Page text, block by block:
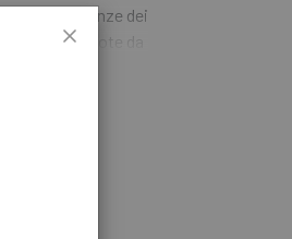
las esigenze dei
Con ruote da
meccanica
la scelta